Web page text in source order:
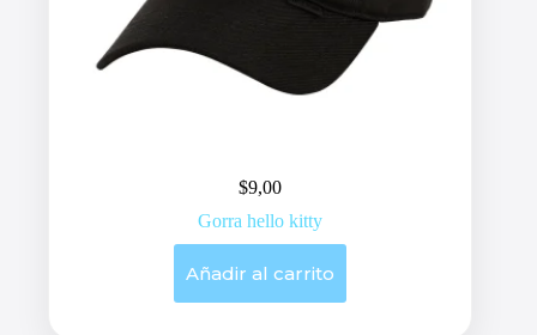
$9,00
Gorra hello kitty
Añadir al carrito